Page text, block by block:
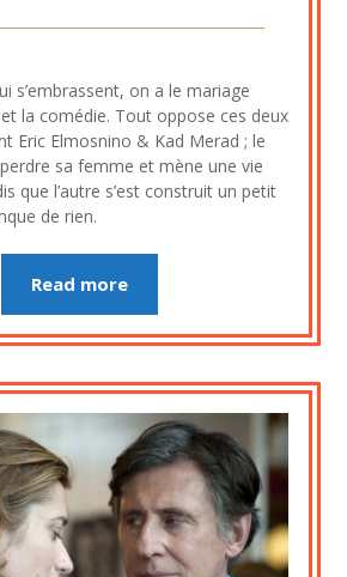
2
août
2023
s’embrassent, on a le mariage
la comédie. Tout oppose ces deux
Eric Elmosnino & Kad Merad ; le
sa femme et mène une vie
que l’autre s’est construit un petit
de rien.
Read more